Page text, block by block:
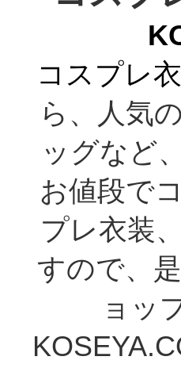
コスプレ
ら、人気
ッグなど
お値段で
プレ衣装
すので、
ョッ